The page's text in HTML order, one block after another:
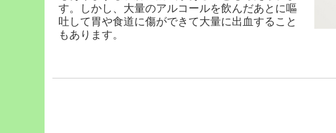
す。
しかし、大量のアルコールを飲んだあとに嘔
吐して胃や食道に傷ができて大量に出血すること
もあります。